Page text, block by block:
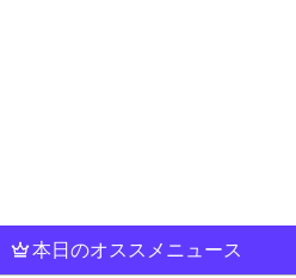
本日のオススメニュース